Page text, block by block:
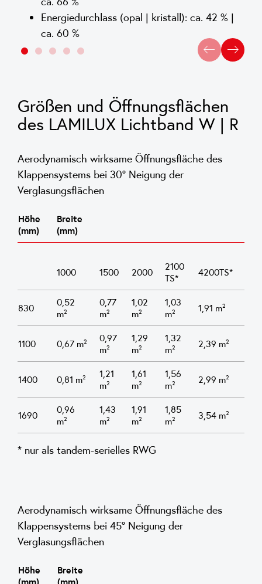
Energiedurchlass (opal | kristall): ca. 42 % |
ca. 60 %
Größen und Öffnungsflächen
des LAMILUX Lichtband W | R
Aerodynamisch wirksame Öffnungsfläche des
Klappensystems bei 30° Neigung der
Verglasungsflächen
Höhe
(mm)
Breite
(mm)
1000 1500 2000
2100
TS*
4200TS*
830
0,52
m²
0,77
m²
1,02
m²
1,03
m²
1,91 m²
1100 0,67 m²
0,97
m²
1,29
m²
1,32
m²
2,39 m²
1400 0,81 m²
1,21
m²
1,61
m²
1,56
m²
2,99 m²
1690
0,96
m²
1,43
m²
1,91
m²
1,85
m²
3,54 m²
* nur als tandem-serielles RWG
Aerodynamisch wirksame Öffnungsfläche des
Klappensystems bei 45° Neigung der
Verglasungsflächen
Höhe
(mm)
Breite
(mm)